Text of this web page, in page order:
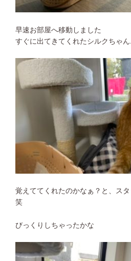
早速お部屋へ移動しました
すぐに出てきてくれたシルクちゃん
覚えててくれたのかなぁ？と、ス
笑
びっくりしちゃったかな